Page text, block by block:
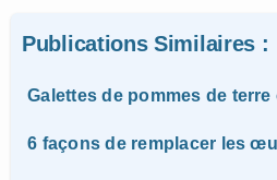
Publications Similaires :
Galettes de pommes de
6 façons de remplacer les